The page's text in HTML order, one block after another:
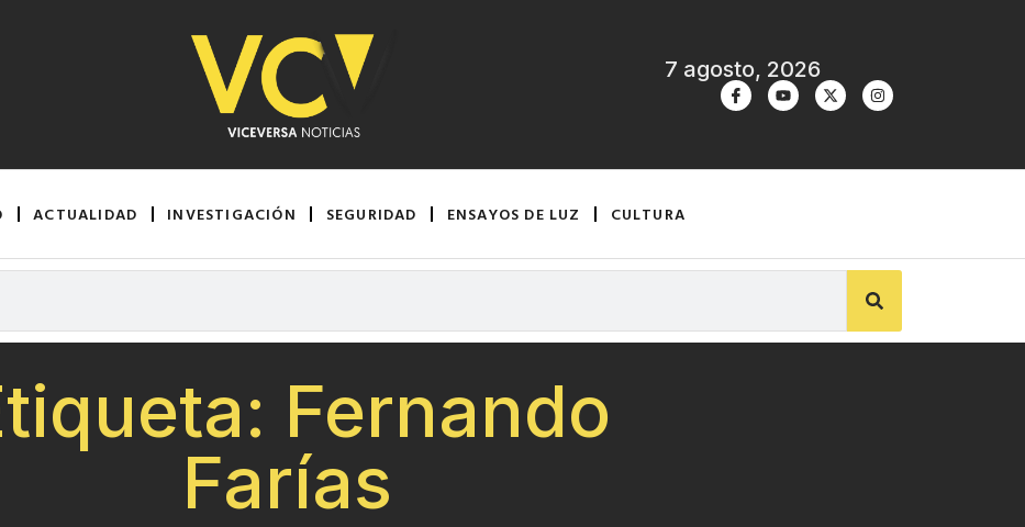
7 agosto, 2026
ACTUALIDAD INVESTIGACIÓN SEGURIDAD ENSAYOS DE LUZ CULTURA
Fernando
Farías